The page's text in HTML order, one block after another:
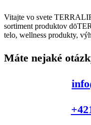
Vitajte vo svete
sortiment produktov
telo, wellness produkty,
Máte nejaké